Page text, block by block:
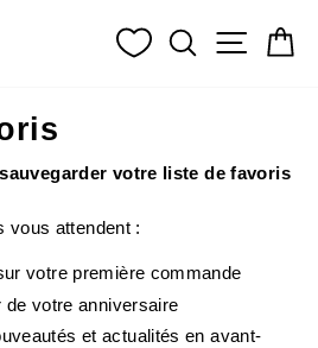
votre liste de favoris
vous attendent :
votre première commande
de votre anniversaire
et actualités en avant-